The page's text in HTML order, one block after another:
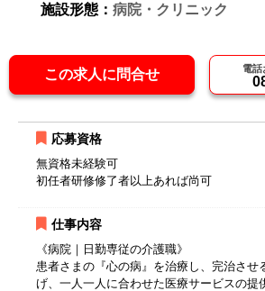
施設形態： 病院・クリニック
この求人に問合せ 電話
応募資格
無資格未経験可
初任者研修修了者以上あれば尚可
仕事内容
《病院｜日勤専従の介護職》
患者さまの『心の病』を治療し、完治させ
げ、一人一人に合わせた医療サービスの提